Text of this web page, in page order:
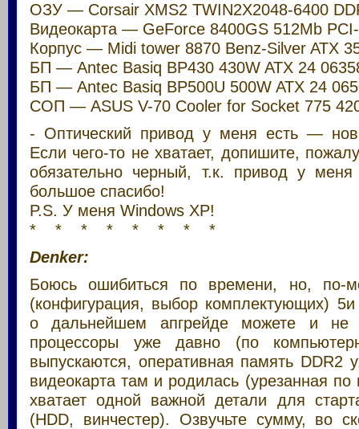
ОЗУ — Corsair XMS2 TWIN2X2048-6400
Видеокарта — GeForce 8400GS 512Mb
Корпус — Midi tower 8870 Benz-Silver ATX
БП — Antec Basiq BP430 430W ATX 24
БП — Antec Basiq BP500U 500W ATX 24
СОП — ASUS V-70 Cooler for Socket 775
- Оптический привод у меня есть —
Если чего-то не хватает, допишите,
обязательно черный, т.к. привод у
большое спасибо!
P.S. У меня Windows XP!
* * * * * * * *
Denker:
Боюсь ошибиться по времени, но, по-
(конфигурация, выбор комплектующих) 5и
о дальнейшем апгрейде можете и не
процессоры уже давно (по
выпускаются, оперативная память DDR2
видеокарта там и родилась (урезанная
хватает одной важной детали для
(HDD, винчестер). Озвучьте сумму, во